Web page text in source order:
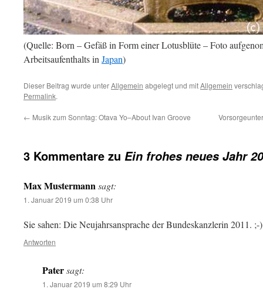
(Quelle: Born – Gefäß in Form einer Lotusblüte – Foto
Arbeitsaufenthalts in Japan)
Dieser Beitrag wurde unterAllgemein abgelegt und mitAllgemein
Permalink.
← Musik zum Sonntag: Otava Yo–About Ivan Groove
3 Kommentare zu Ein frohes neues Jahr
Max Mustermannsagt:
1. Januar 2019 um 0:38 Uhr
Sie sahen: Die Neujahrsansprache der Bundeskanzlerin 2011. ;-)
Antworten
Patersagt:
1. Januar 2019 um 8:29 Uhr